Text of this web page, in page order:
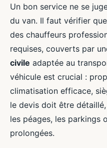
Un bon service ne se
du van. Il faut vérifier
des chauffeurs
requises, couverts par
civile adaptée au
véhicule est crucial :
climatisation efficace,
le devis doit être
les péages, les parkings
prolongées.